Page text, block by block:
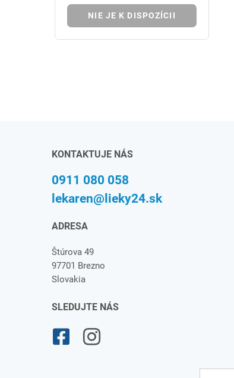
NIE JE K DISPOZÍCII
KONTAKTUJE NÁS
0911 080 058
lekaren@lieky24.sk
ADRESA
Štúrova 49
97701 Brezno
Slovakia
SLEDUJTE NÁS